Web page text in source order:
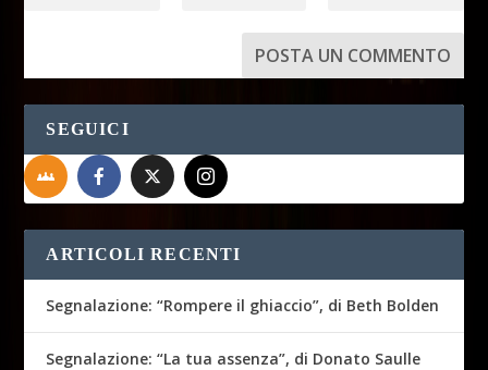
SEGUICI
ARTICOLI RECENTI
Segnalazione: “Rompere il ghiaccio”, di Beth Bolden
Segnalazione: “La tua assenza”, di Donato Saulle